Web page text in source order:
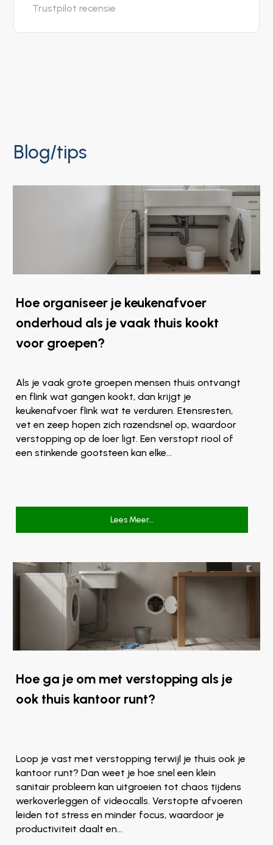
Trustpilot recensie
Blog/tips
Hoe organiseer je keukenafvoer
onderhoud als je vaak thuis kookt
voor groepen?
Als je vaak grote groepen mensen thuis ontvangt
en flink wat gangen kookt, dan krijgt je
keukenafvoer flink wat te verduren. Etensresten,
vet en zeep hopen zich razendsnel op, waardoor
verstopping op de loer ligt. Een verstopt riool of
een stinkende gootsteen kan elke…
Lees Meer…
Hoe ga je om met verstopping als je
ook thuis kantoor runt?
Loop je vast met verstopping terwijl je thuis ook je
kantoor runt? Dan weet je hoe snel een klein
sanitair probleem kan uitgroeien tot chaos tijdens
werkoverleggen of videocalls. Verstopte afvoeren
leiden tot stress en minder focus, waardoor je
productiviteit daalt en…